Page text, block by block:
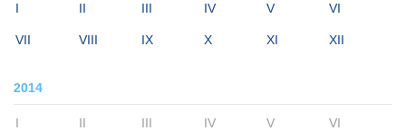
I II III IV V VI
VII VIII IX X XI XII
2014
I II III IV V VI